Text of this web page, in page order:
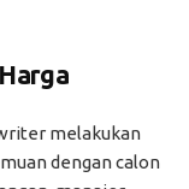
melakukan
dengan calon